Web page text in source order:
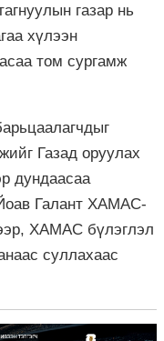
газар нь
хүлээн
том сургамж
Газад оруулах
дундаасаа
Галант ХАМАС-
ХАМАС бүлэглэл
суллахаас